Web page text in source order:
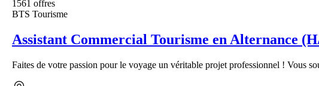
1561 offres
BTS Tourisme
Assistant Commercial Tourisme en Alternance
Faites de votre passion pour le voyage un véritable projet professionnel ! Vous